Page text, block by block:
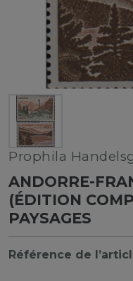
Prophila
ANDORRE-
(ÉDITION
PAYSAGES
Référence de